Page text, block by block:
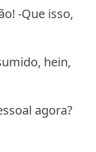
-Que isso,
hein,
agora?